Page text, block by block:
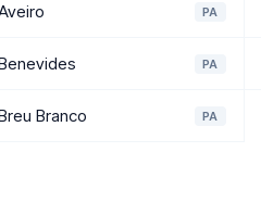
PA
PA
Branco PA